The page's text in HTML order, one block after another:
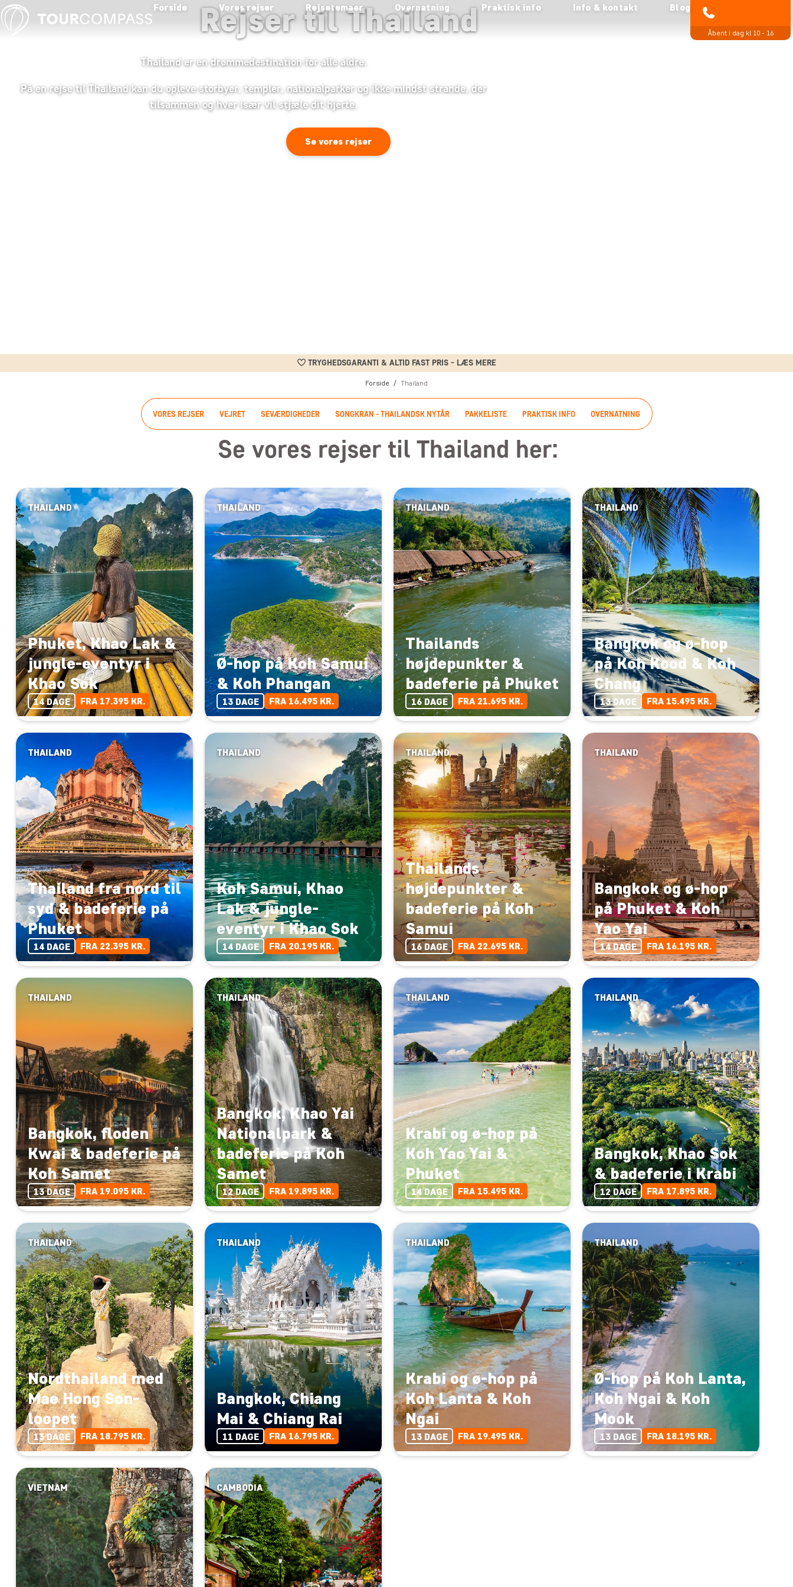
Forside Vores rejser Rejsetemaer Overnatning Praktisk info Info & kontakt Blog
Åbent i dag kl 10 - 16
Rejser til Thailand
Thailand er en drømmedestination for alle aldre.
På en rejse til Thailand kan du opleve storbyer, templer, nationalparker og ikke mindst strande, der
tilsammen og hver især vil stjæle dit hjerte.
Se vores rejser
TRYGHEDSGARANTI & ALTID FAST PRIS - LÆS MERE
Forside Thailand
VORES REJSER VEJRET SEVÆRDIGHEDER SONGKRAN - THAILANDSK NYTÅR PAKKELISTE PRAKTISK INFO OVERNATNING
Se vores rejser til Thailand her:
THAILAND
Phuket, Khao Lak &
jungle-eventyr i
Khao Sok
14 DAGE FRA 17.395 KR.
THAILAND
Ø-hop på Koh Samui
& Koh Phangan
13 DAGE FRA 16.495 KR.
THAILAND
Thailands
højdepunkter &
badeferie på Phuket
16 DAGE FRA 21.695 KR.
THAILAND
Bangkok og ø-hop
på Koh Kood & Koh
Chang
13 DAGE FRA 15.495 KR.
THAILAND
Thailand fra nord til
syd & badeferie på
Phuket
14 DAGE FRA 22.395 KR.
THAILAND
Koh Samui, Khao
Lak & jungle-
eventyr i Khao Sok
14 DAGE FRA 20.195 KR.
THAILAND
Thailands
højdepunkter &
badeferie på Koh
Samui
16 DAGE FRA 22.695 KR.
THAILAND
Bangkok og ø-hop
på Phuket & Koh
Yao Yai
14 DAGE FRA 16.195 KR.
THAILAND
Bangkok, floden
Kwai & badeferie på
Koh Samet
13 DAGE FRA 19.095 KR.
THAILAND
Bangkok, Khao Yai
Nationalpark &
badeferie på Koh
Samet
12 DAGE FRA 19.895 KR.
THAILAND
Krabi og ø-hop på
Koh Yao Yai &
Phuket
14 DAGE FRA 15.495 KR.
THAILAND
Bangkok, Khao Sok
& badeferie i Krabi
12 DAGE FRA 17.895 KR.
THAILAND
Nordthailand med
Mae Hong Son-
loopet
13 DAGE FRA 18.795 KR.
THAILAND
Bangkok, Chiang
Mai & Chiang Rai
11 DAGE FRA 16.795 KR.
THAILAND
Krabi og ø-hop på
Koh Lanta & Koh
Ngai
13 DAGE FRA 19.495 KR.
THAILAND
Ø-hop på Koh Lanta,
Koh Ngai & Koh
Mook
13 DAGE FRA 18.195 KR.
VIETNAM CAMBODIA